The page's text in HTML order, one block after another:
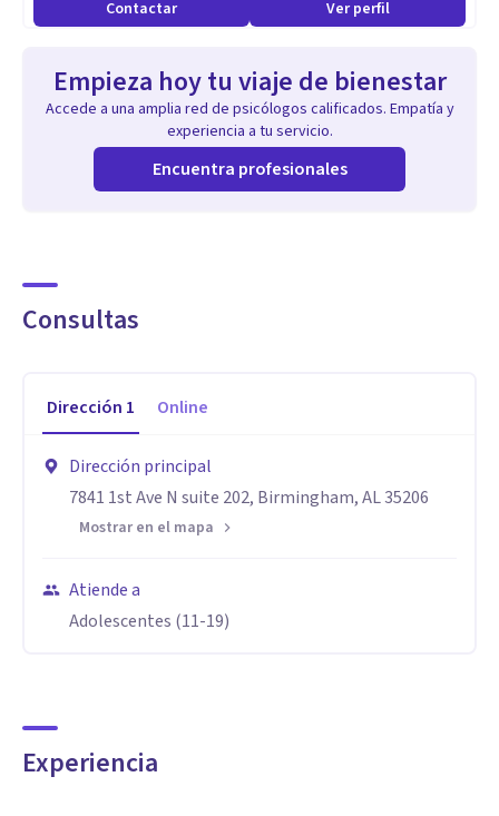
Contactar Ver perfil
Empieza hoy tu viaje de bienestar
Accede a una amplia red de psicólogos calificados. Empatía y
experiencia a tu servicio.
Encuentra profesionales
Consultas
Dirección 1 Online
Dirección principal
7841 1st Ave N suite 202, Birmingham, AL 35206
Mostrar en el mapa
Atiende a
Adolescentes (11-19)
Experiencia